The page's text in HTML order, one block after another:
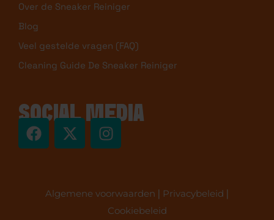
Over de Sneaker Reiniger
Blog
Veel gestelde vragen (FAQ)
Cleaning Guide De Sneaker Reiniger
SOCIAL MEDIA
Algemene voorwaarden|Privacybeleid|Cookiebeleid
Copyright 2025 © De Sneaker Reiniger